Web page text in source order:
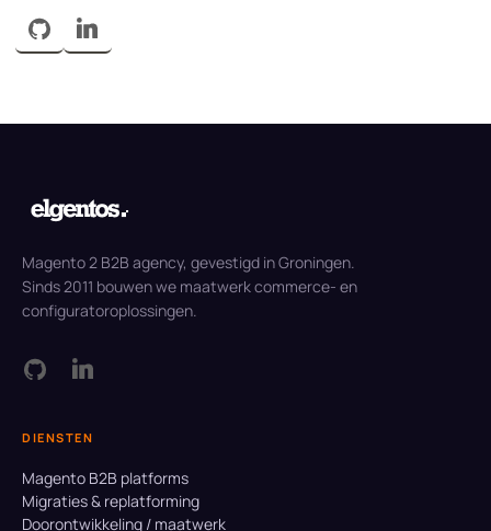
Magento 2 B2B agency, gevestigd in Groningen.
Sinds 2011 bouwen we maatwerk commerce- en
configuratoroplossingen.
DIENSTEN
Magento B2B platforms
Migraties & replatforming
Doorontwikkeling / maatwerk